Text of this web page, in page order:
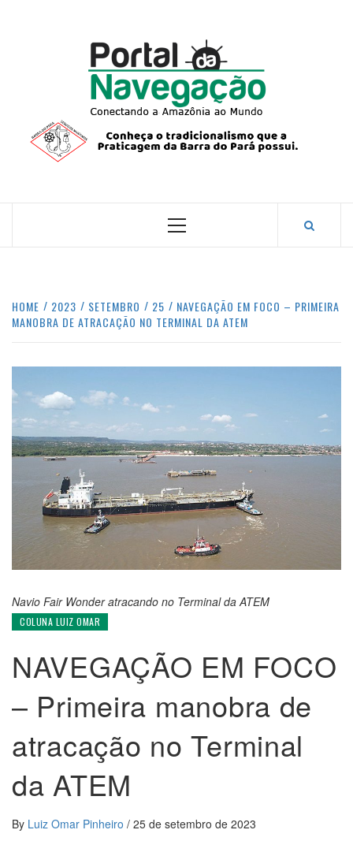
CONECTANDO A AMAZÔNIA COM O MUNDO.
Primary
HOME 2023 SETEMBRO 25
NAVEGAÇÃO EM FOCO – PRIMEIRA
MANOBRA DE ATRACAÇÃO NO TERMINAL DA ATEM
Navio Fair Wonder atracando no Terminal da ATEM
COLUNA LUIZ OMAR
NAVEGAÇÃO EM FOCO
– Primeira manobra de
atracação no Terminal
da ATEM
By Luiz Omar Pinheiro / 25 de setembro de 2023